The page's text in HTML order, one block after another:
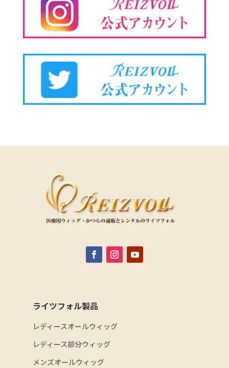
ライツフォル製品
レディースオールウィッグ
レディース部分ウィッグ
メンズオールウィッグ